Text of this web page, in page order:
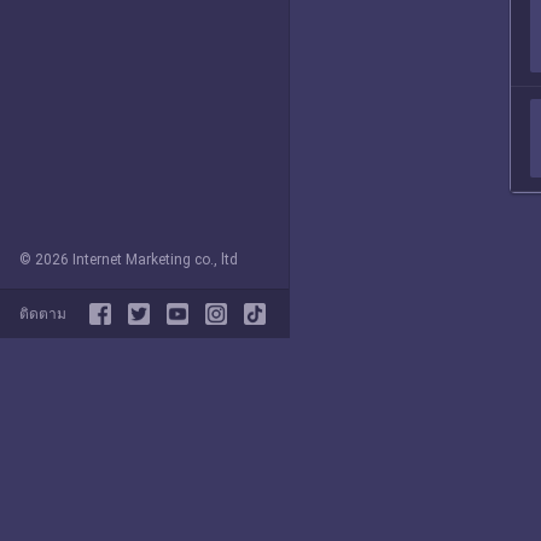
© 2026 Internet Marketing co., ltd
ติดตาม